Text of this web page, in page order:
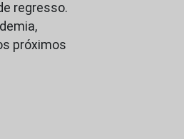
regresso.
próximos